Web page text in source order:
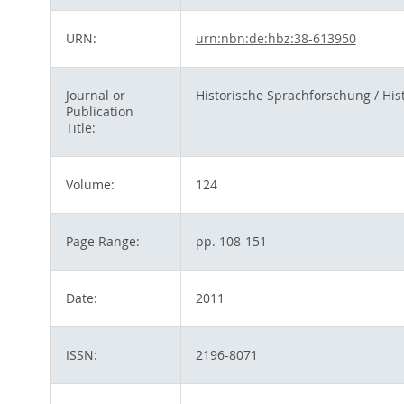
URN: urn:nbn:de:hbz:38-613950
Journal or
Publication
Title:
Historische Sprachforschung /
Volume: 124
Page Range: pp. 108-151
Date: 2011
ISSN: 2196-8071